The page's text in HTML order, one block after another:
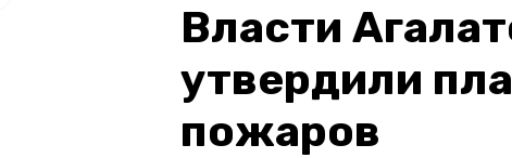
Власти
утвердили
пожаров